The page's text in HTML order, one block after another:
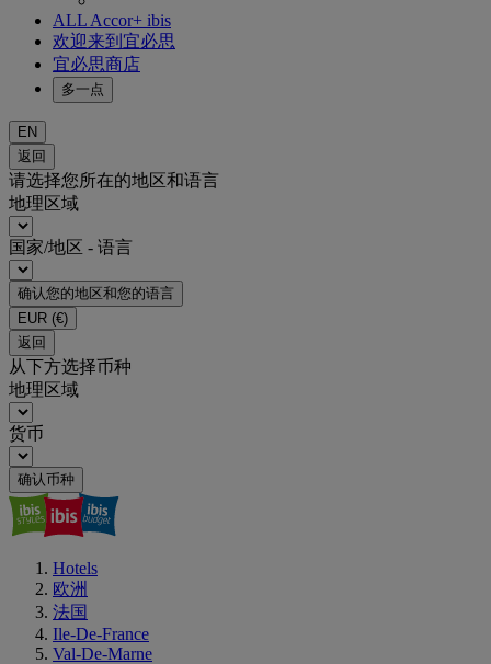
ALL Accor+ ibis
欢迎来到宜必思
宜必思商店
多一点
EN
返回
请选择您所在的地区和语言
地理区域
国家/地区 - 语言
确认您的地区和您的语言
EUR (€)
返回
从下方选择币种
地理区域
货币
确认币种
Hotels
欧洲
法国
Ile-De-France
Val-De-Marne